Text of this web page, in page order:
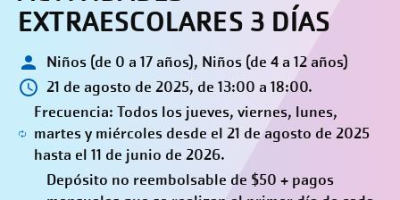
EXTRAESCOLARES 3 DÍAS
Niños (de 0 a 17 años), Niños (de 4 a 12 años)
21 de agosto de 2025, de 13:00 a 18:00.
Frecuencia: Todos los jueves, viernes, lunes,
martes y miércoles desde el 21 de agosto de 2025
hasta el 11 de junio de 2026.
Depósito no reembolsable de $50 + pagos